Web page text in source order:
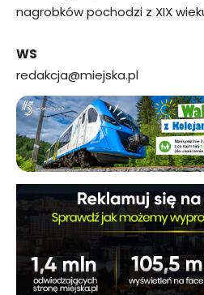
nagrobków pochodzi z XIX
WS
redakcja@miejska.pl